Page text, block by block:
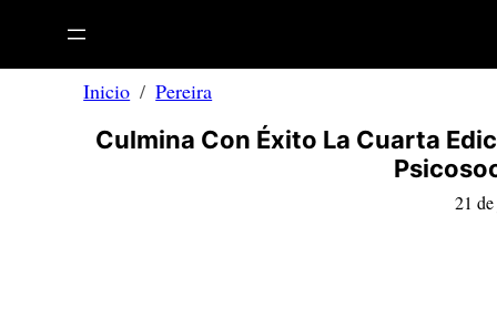
contenido
Inicio Pereira
Culmina Con Éxito La Cuarta
21